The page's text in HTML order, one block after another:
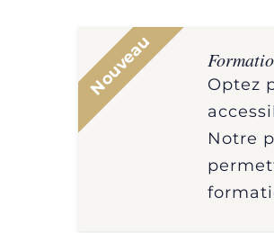
Nouveau
Optez
Notre